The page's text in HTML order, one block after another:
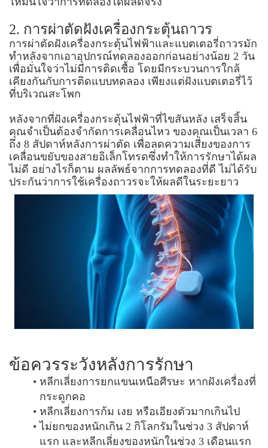
2. การผ่าตัดฝังเครื่องกระตุ้นถาวร
การผ่าตัดฝังเครื่องกระตุ้นไฟฟ้าและแบตเตอรี่ถาวรมัก
ทำหลังจากเอาอุปกรณ์ทดลองออกก่อนอย่างน้อย 2 วัน
เพื่อมั่นใจว่าไม่มีการติดเชื้อ โดยมีกระบวนการใกล้
เคียงกันกับการติดแบบทดลอง เพียงแต่ฝังแบตเตอรี่ไว้
ที่บริเวณสะโพก
หลังจากที่ฝังเครื่องกระตุ้นไฟฟ้าที่ไขสันหลัง เสร็จสิ้น
คุณจำเป็นต้องจำกัดการเคลื่อนไหว ของคุณเป็นเวลา 6
ถึง 8 สัปดาห์หลังการผ่าตัด เพื่อลดความเสี่ยงของการ
เคลื่อนขยับของสายอิเล็กโทรดซึ่งทำให้การรักษาได้ผล
ไม่ดี อย่างไรก็ตาม ผลลัพธ์จากการทดลองที่ดี ไม่ได้รับ
ประกันว่าการใช้เครื่องถาวรจะให้ผลดีในระยะยาว
ข้อควรระวังหลังการรักษา
หลีกเลี่ยงการยกแขนเหนือศีรษะ หากฝังเครื่องที่
กระดูกคอ
หลีกเลี่ยงการก้ม เงย หรือเอียงตัวมากเกินไป
ไม่ยกของหนักเกิน 2 กิโลกรัมในช่วง 3 สัปดาห์
แรก และหลีกเลี่ยงของหนักในช่วง 3 เดือนแรก